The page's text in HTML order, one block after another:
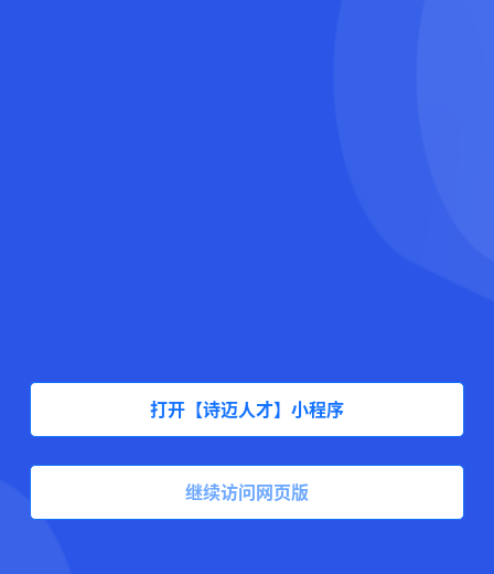
打开【诗迈人才】小程序
继续访问网页版